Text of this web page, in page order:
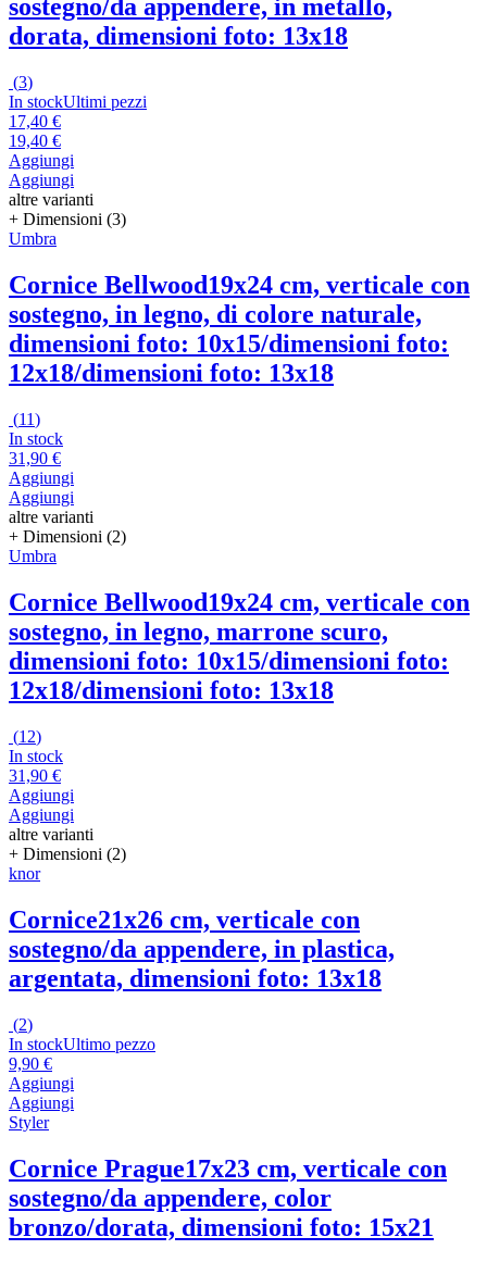
sostegno/da appendere, in metallo,
dorata, dimensioni foto: 13x18
(3)
In stockUltimi pezzi
17,40 €
19,40 €
Aggiungi
Aggiungi
altre varianti
+ Dimensioni (3)
Umbra
Cornice Bellwood19x24 cm, verticale con
sostegno, in legno, di colore naturale,
dimensioni foto: 10x15/dimensioni foto:
12x18/dimensioni foto: 13x18
(11)
In stock
31,90 €
Aggiungi
Aggiungi
altre varianti
+ Dimensioni (2)
Umbra
Cornice Bellwood19x24 cm, verticale con
sostegno, in legno, marrone scuro,
dimensioni foto: 10x15/dimensioni foto:
12x18/dimensioni foto: 13x18
(12)
In stock
31,90 €
Aggiungi
Aggiungi
altre varianti
+ Dimensioni (2)
knor
Cornice21x26 cm, verticale con
sostegno/da appendere, in plastica,
argentata, dimensioni foto: 13x18
(2)
In stockUltimo pezzo
9,90 €
Aggiungi
Aggiungi
Styler
Cornice Prague17x23 cm, verticale con
sostegno/da appendere, color
bronzo/dorata, dimensioni foto: 15x21